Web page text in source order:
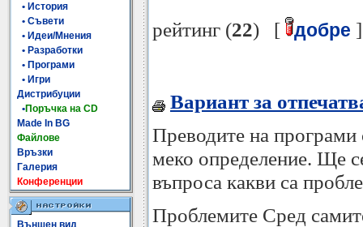
• История
• Съвети
• Идеи/Мнения
• Разработки
• Програми
• Игри
Дистрибуции
•Поръчка на CD
Made In BG
Файлове
Връзки
Галерия
Конференции
Външен вид
рейтинг (22) [ добре
Вариант за
Преводите на
меко определение. Ще
въпроса какви са
Проблемите Сред